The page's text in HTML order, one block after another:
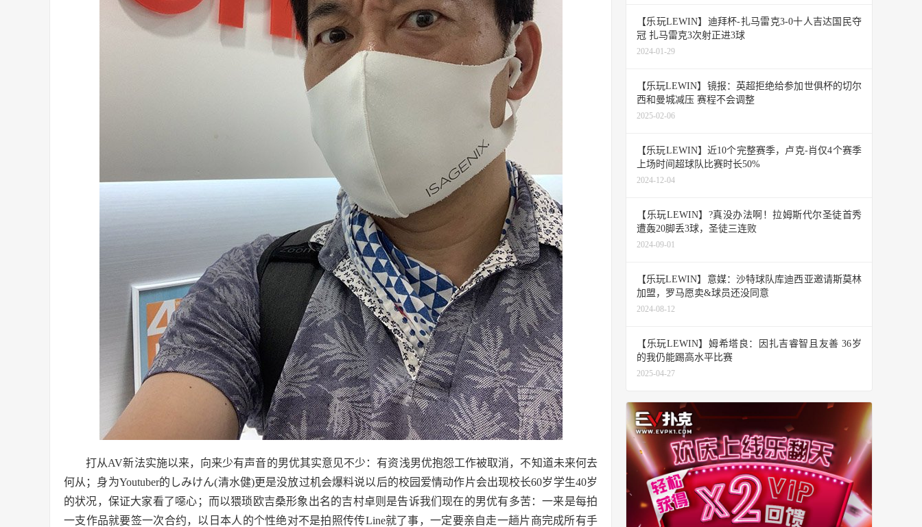
打从AV新法实施以来，向来少有声音的男优其实意见不少：有资浅男优抱怨工作被取消，不知道未来何去
何从；身为Youtuber的しみけん(清水健)更是没放过机会爆料说以后的校园爱情动作片会出现校长60岁学生40岁
的状况，保证大家看了噁心；而以猥琐欧吉桑形象出名的吉村卓则是告诉我们现在的男优有多苦：一来是每拍
一支作品就要签一次合约，以日本人的个性绝对不是拍照传传Line就了事，一定要亲自走一趟片商完成所有手
【乐玩LEWIN】迪拜杯-扎马雷克3-0十人吉达国民夺
冠 扎马雷克3次射正进3球
2024-01-29
【乐玩LEWIN】镜报：英超拒绝给参加世俱杯的切尔
西和曼城减压 赛程不会调整
2025-02-06
【乐玩LEWIN】近10个完整赛季，卢克-肖仅4个赛季
上场时间超球队比赛时长50%
2024-12-04
【乐玩LEWIN】?真没办法啊！拉姆斯代尔圣徒首秀
遭轰20脚丢3球，圣徒三连败
2024-09-01
【乐玩LEWIN】意媒：沙特球队库迪西亚邀请斯莫林
加盟，罗马愿卖&球员还没同意
2024-08-12
【乐玩LEWIN】姆希塔良：因扎吉睿智且友善 36岁
的我仍能踢高水平比赛
2025-04-27